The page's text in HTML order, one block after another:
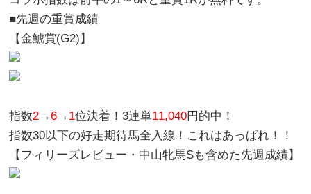
■先週の重賞成績
【金鯱賞(G2) 】
指数2→6→ 1位決着！3連単11,040円的中！
指数30以下の好走期待馬全入線！これはあっぱれ！！
【フィリーズレビュー・中山牝馬Sも含めた先週成績】